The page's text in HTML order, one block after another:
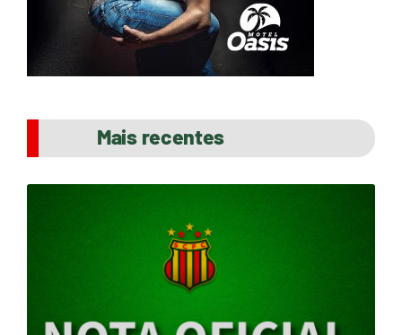
Mais recentes